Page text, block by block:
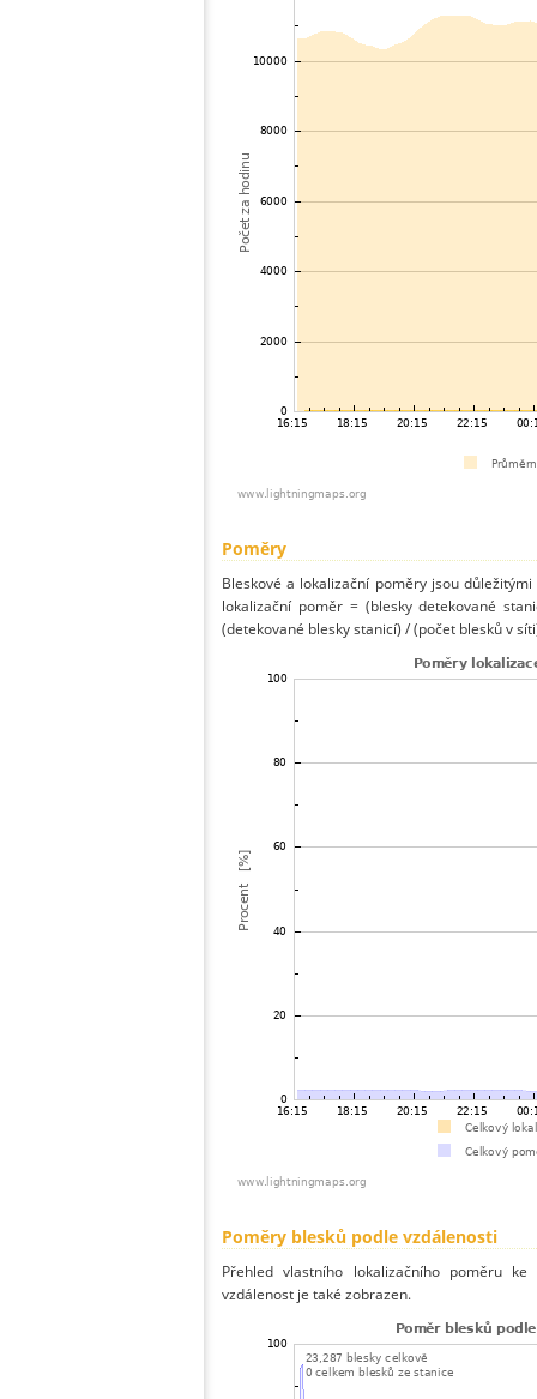
Poměry
Bleskové a lokalizační poměry jsou
lokalizační poměr = (blesky detekované
(detekované blesky stanicí) / (počet blesků v
Poměry blesků podle vzdálenosti
Přehled vlastního lokalizačního poměru
vzdálenost je také zobrazen.